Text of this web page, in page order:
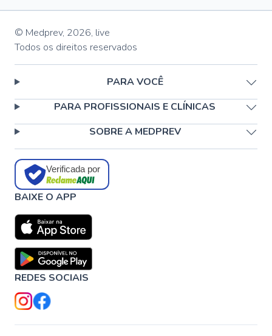
© Medprev, 2026, live
Todos os direitos reservados
PARA VOCÊ
PARA PROFISSIONAIS E CLÍNICAS
SOBRE A MEDPREV
Verificada por
BAIXE O APP
REDES SOCIAIS